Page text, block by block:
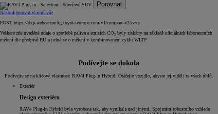
Porovnat
Nakonfigurovat vlastní vůz
POST https://dxp-webcarconfig.toyota-europe.com/v1/compare-v2/cz/cs
Veškeré zde uváděné údaje o spotřebě paliva a emisích CO2 byly získány na základě oficiálních laboratorních
měření dle předpisů EU a jedná se o měření v kombinovaném cyklu WLTP.
Podívejte se dokola
Podívejte se na klíčové vlastnosti RAV4 Plug-in Hybrid. Otáčejte vozidlo, abyste jej viděli ze všech úhlů.
Exteriér
Design exteriéru
RAV4 Plug-in Hybrid byla vyrobena tak, aby vynikala nad jinými. Spojením robustního vzhledu